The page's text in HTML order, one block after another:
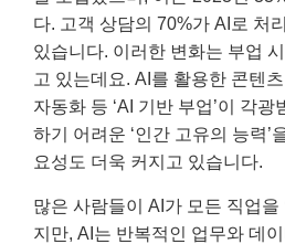
다. 고객 상담의 70%가 AI로 처
있습니다. 이러한 변화는 부업
고 있는데요. AI를 활용한 콘텐
자동화 등 ‘AI 기반 부업’이 각광
하기 어려운 ‘인간 고유의 능력’
요성도 더욱 커지고 있습니다.
많은 사람들이 AI가 모든 직업
지만, AI는 반복적인 업무와 데